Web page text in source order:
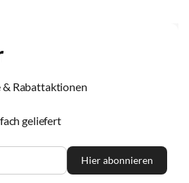
Rabattaktionen
geliefert
Hier abonnieren